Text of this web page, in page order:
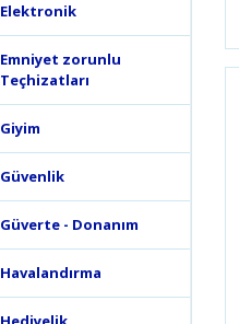
Elektronik
Emniyet zorunlu
Teçhizatları
Giyim
Güvenlik
Güverte - Donanım
Havalandırma